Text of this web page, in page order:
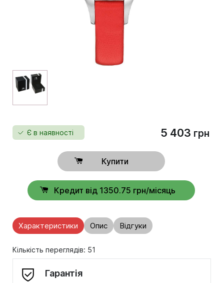
Є в наявності 5 403 грн
Купити
Кредит від 1350.75 грн/місяць
Характеристики Опис Відгуки
Кількість переглядів: 51
Гарантія